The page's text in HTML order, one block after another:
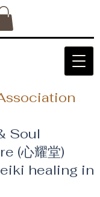
Soul
(心耀堂)
healing in